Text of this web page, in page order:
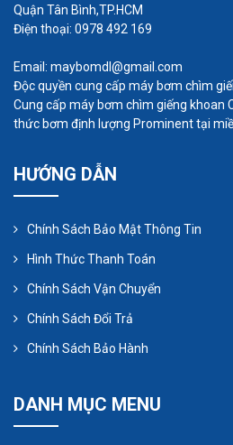
hơn một chút, bạn cần hỗ trợ
biến tần, Máy bơm màng khí
thiện rất nhiều, điều này cũng
răng.
Bơm màng khí nén trong
Quận Tân Bình,TP.HCM
Điện thoại: 0978 492 169
Email: maybomdl@gmail.com
Độc quyền cung cấp máy bơm chìm
Cung cấp máy bơm chìm giếng khoan
thức bơm định lượng Prominent tại
HƯỚNG DẪN
Chính Sách Bảo Mật Thông Tin
Hình Thức Thanh Toán
Chính Sách Vận Chuyển
Chính Sách Đổi Trả
Chính Sách Bảo Hành
DANH MỤC MENU